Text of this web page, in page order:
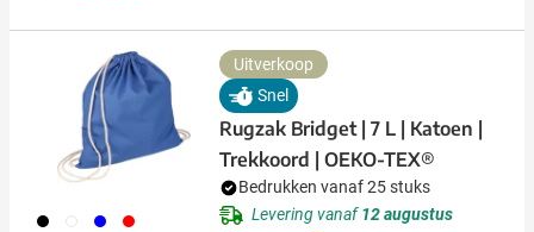
001 002 005 008
Uitverkoop
Snel
Rugzak Bridget | 7 L | Katoen |
Trekkoord | OEKO-TEX®
Bedrukken vanaf 25 stuks
Levering vanaf12 augustus